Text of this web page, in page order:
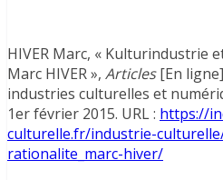
HIVER Marc, « Kulturindustrie
Marc HIVER », Articles[En
industries culturelles et
1er février 2015. URL : https://
culturelle.fr/industrie-
rationalite_marc-hiver/